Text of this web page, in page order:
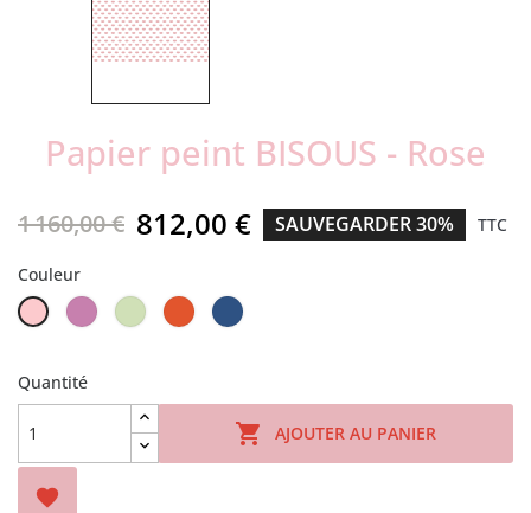
Papier peint BISOUS - Rose
1 160,00 € 812,00 € SAUVEGARDER 30% TTC
Couleur
Rose
CrocusLime
Cream
Orangeade
Déjà
vu
Quantité
 AJOUTER AU PANIER
